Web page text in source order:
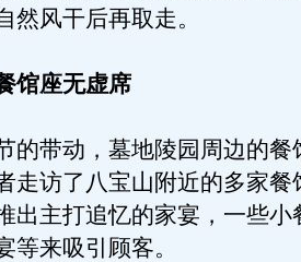
然风干后再取走。
馆座无虚席
带动，墓地陵园周边的餐
走访了八宝山附近的多家餐
出主打追忆的家宴，一些小
等来吸引顾客。